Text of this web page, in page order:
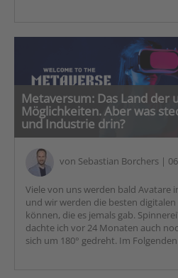
Metaversum: Das Land der
Möglichkeiten. Aber was
und Industrie drin?
von Sebastian Borchers |
Viele von uns werden bald Avatare
und wir werden die besten
können, die es jemals gab.
dachte ich vor 24 Monaten auch
sich um 180° gedreht. Im